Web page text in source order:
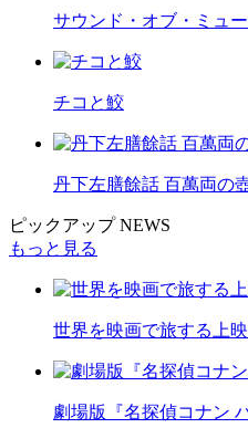
サウンド・オブ・ミュ
チコと鮫
丹下左膳餘話 百萬両の
ピックアップ NEWS
もっと見る
世界を映画で旅する上
劇場版『名探偵コナン